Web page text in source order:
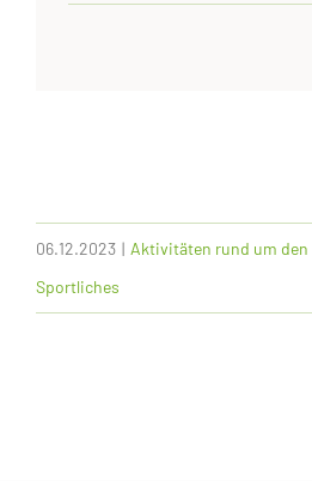
06.12.2023 | Aktivitäten rund um
Sportliches